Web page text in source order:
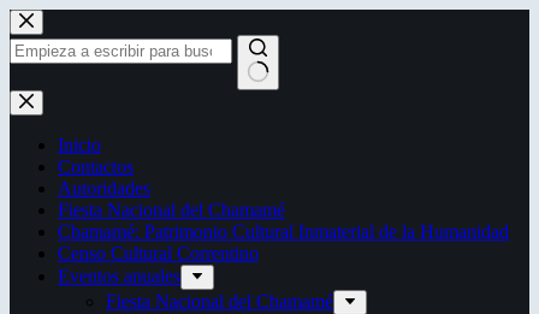
Saltar
al
contenido
Sin
resultados
Inicio
Contactos
Autoridades
Fiesta Nacional del Chamamé
Chamamé: Patrimonio Cultural Inmaterial de la Humanidad
Censo Cultural Correntino
Eventos anuales
Fiesta Nacional del Chamamé